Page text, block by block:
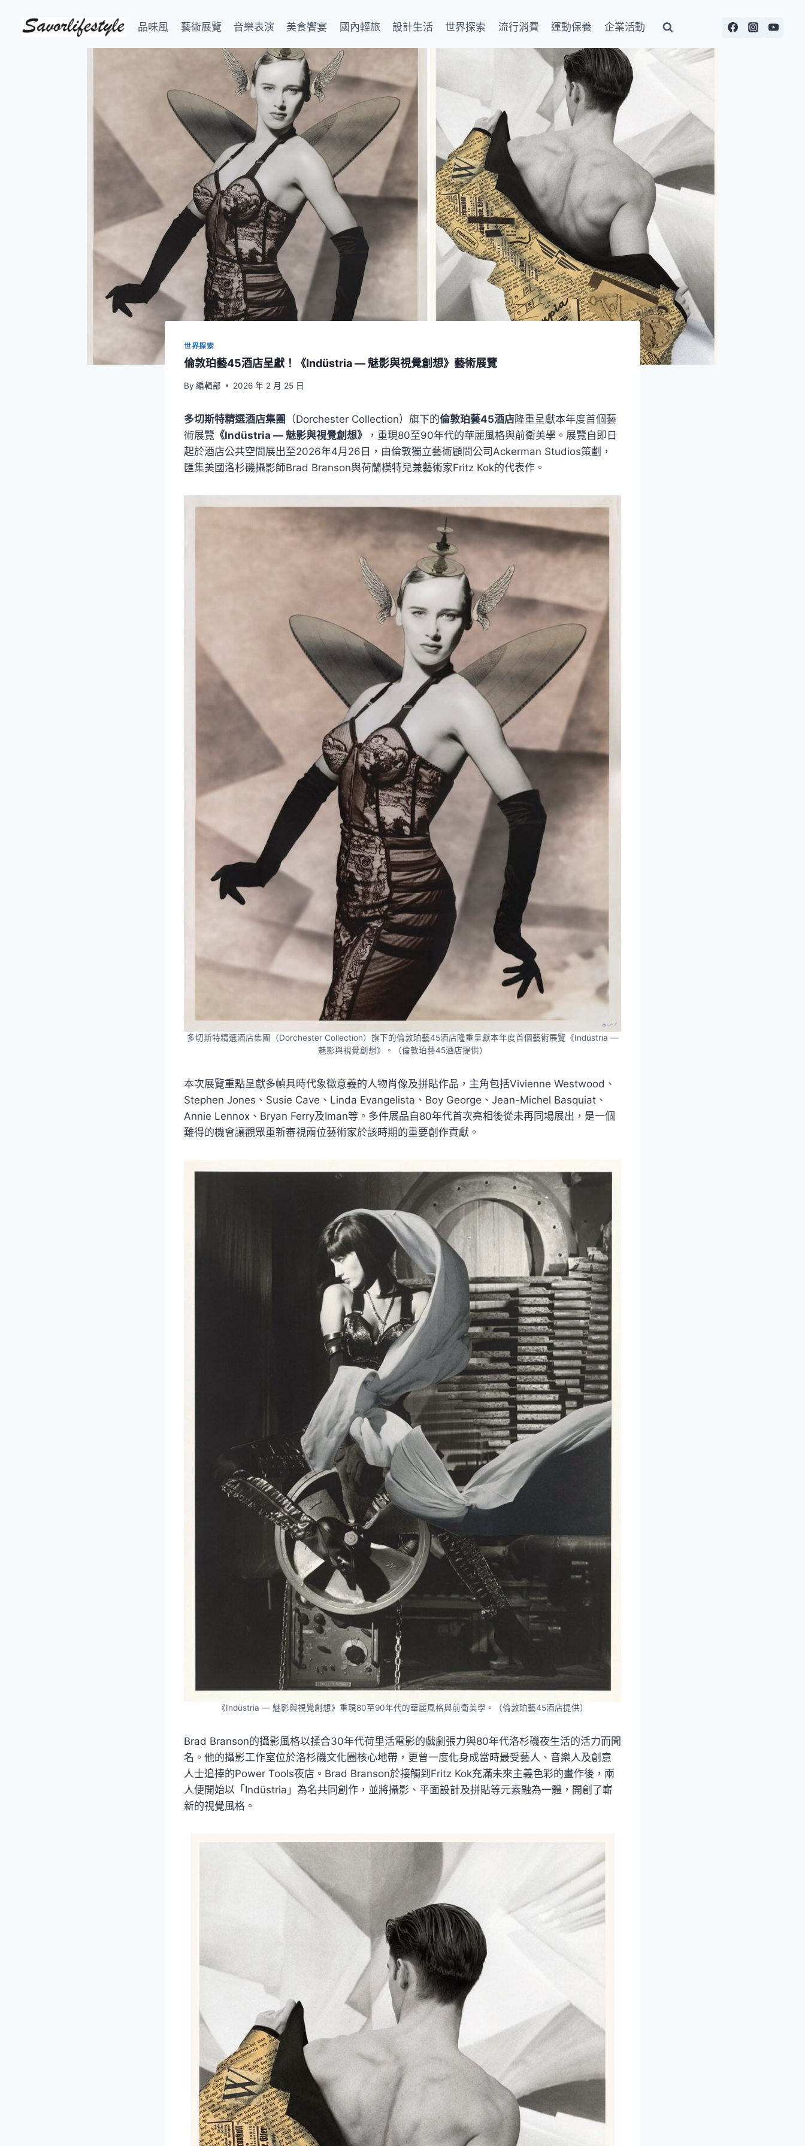
品味風 藝術展覽 音樂表演 美食饗宴 國內輕旅 設計生活 世界探索 流行消費 運動保養 企業活動
世界探索
倫敦珀藝45酒店呈獻！《Indüstria — 魅影與視覺創想》藝術展覽
By 編輯部 2026 年 2 月 25 日
多切斯特精選酒店集團 （Dorchester Collection）旗下的倫敦珀藝45酒店隆重呈獻本年度首個藝
術展覽 《Indüstria — 魅影與視覺創想》
，重現80至90年代的華麗風格與前衛美學。展覽自即日
起於酒店公共空間展出至2026年4月26日，由倫敦獨立藝術顧問公司Ackerman Studios策劃，
匯集美國洛杉磯攝影師Brad Branson與荷蘭模特兒兼藝術家Fritz Kok的代表作。
多切斯特精選酒店集團（Dorchester Collection）旗下的倫敦珀藝45酒店隆重呈獻本年度首個藝術展覽《Indüstria —
魅影與視覺創想》。（倫敦珀藝45酒店提供）
本次展覽重點呈獻多幀具時代象徵意義的人物肖像及拼貼作品，主角包括Vivienne Westwood、
Stephen Jones、Susie Cave、Linda Evangelista、Boy George、Jean-Michel Basquiat、
Annie Lennox、Bryan Ferry及Iman等。多件展品自80年代首次亮相後從未再同場展出，是一個
難得的機會讓觀眾重新審視兩位藝術家於該時期的重要創作貢獻。
《Indüstria — 魅影與視覺創想》重現80至90年代的華麗風格與前衛美學。（倫敦珀藝45酒店提供）
Brad Branson的攝影風格以揉合30年代荷里活電影的戲劇張力與80年代洛杉磯夜生活的活力而聞
名。他的攝影工作室位於洛杉磯文化圈核心地帶，更曾一度化身成當時最受藝人、音樂人及創意
人士追捧的Power Tools夜店。Brad Branson於接觸到Fritz Kok充滿未來主義色彩的畫作後，兩
人便開始以「Indüstria」為名共同創作，並將攝影、平面設計及拼貼等元素融為一體，開創了嶄
新的視覺風格。